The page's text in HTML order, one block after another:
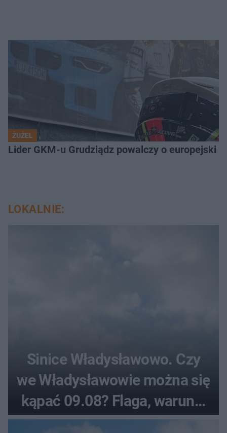
ŻUŻEL
Lider GKM-u Grudziądz powalczy o europejski
LOKALNIE:
Sinice Władysławowo. Czy
we Władysławowie można się
kąpać 09.08? Flaga, warunki
pogodowe